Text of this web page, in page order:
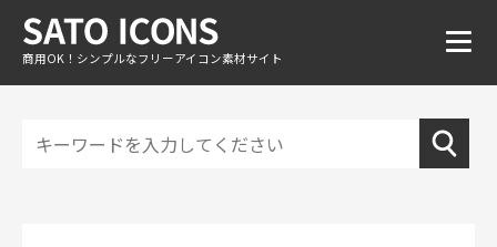
商用OK！シンプルなフリーアイコン素材サイト